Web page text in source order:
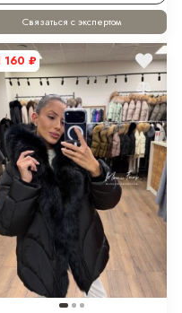
Связаться с экспертом
160 ₽